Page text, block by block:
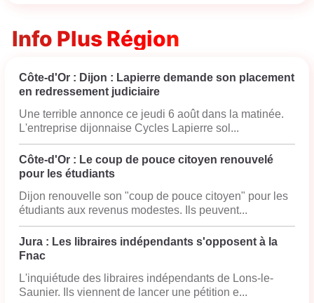
Info Plus Région
Côte-d'Or : Dijon : Lapierre demande son placement
en redressement judiciaire
Une terrible annonce ce jeudi 6 août dans la matinée.
L'entreprise dijonnaise Cycles Lapierre sol...
Côte-d'Or : Le coup de pouce citoyen renouvelé
pour les étudiants
Dijon renouvelle son "coup de pouce citoyen" pour les
étudiants aux revenus modestes. Ils peuvent...
Jura : Les libraires indépendants s'opposent à la
Fnac
L'inquiétude des libraires indépendants de Lons-le-
Saunier. Ils viennent de lancer une pétition e...